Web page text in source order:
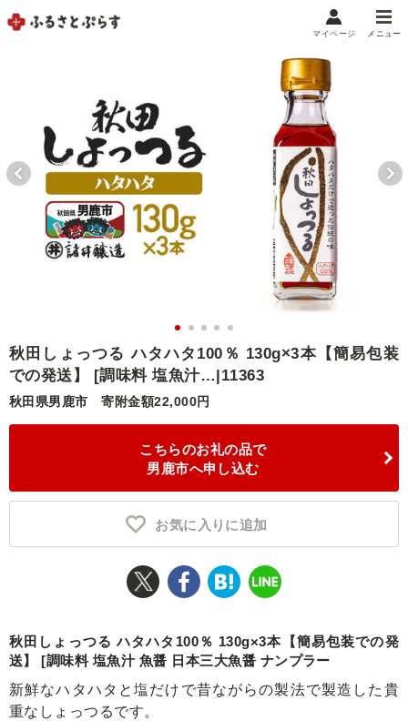
メニュー
お気に入り 閲覧履歴
メニュー
お礼の品から探す
お礼の品をカテゴリや金額で絞り込み
ランキング
特集・おすすめ
マイページ
秋田しょっつる ハタハタ100％ 130g×3本【簡易包装
での発送】 [調味料 塩魚汁…|11363
秋田県男鹿市 寄附金額22,000円
こちらのお礼の品で
男鹿市へ申し込む
お気に入りに追加
秋田しょっつる ハタハタ100％ 130g×3本【簡易包装での発
送】 [調味料 塩魚汁 魚醤 日本三大魚醤 ナンプラー
新鮮なハタハタと塩だけで昔ながらの製法で製造した貴
重なしょっつるです。